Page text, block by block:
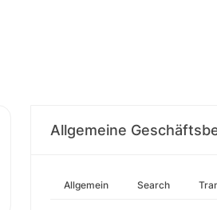
Allgemeine
Allgemein Search